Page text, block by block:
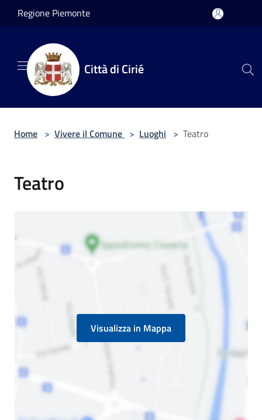
Salta al contenuto principale
Regione Piemonte
Città di Cirié
Home > Vivere il Comune > Luoghi > Teatro
Teatro
Visualizza in Mappa